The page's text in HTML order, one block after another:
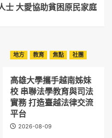
士 大愛協助貧困原民家庭
地方 教育 焦點 社團
高雄大學攜手越南姊妹
校 串聯法學教育與司法
實務 打造臺越法律交流
平台
2026-08-09